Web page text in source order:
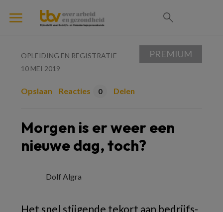
OPLEIDING EN REGISTRATIE
10 MEI 2019
Opslaan Reacties 0 Delen
Morgen is er weer een
nieuwe dag, toch?
Dolf Algra
Het snel stijgende tekort aan bedrijfs-
PREMIUM